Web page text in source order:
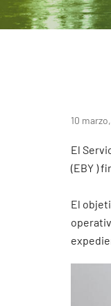
10
El
(EBY )
El